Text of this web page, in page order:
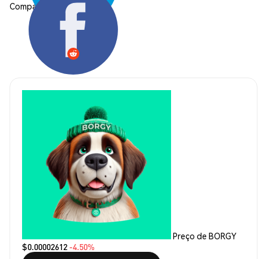
Compartilhar:
Preço de BORGY
$0.00002612 -4.50%